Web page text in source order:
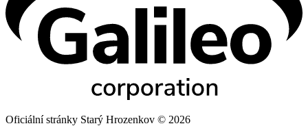
Oficiální stránky Starý Hrozenkov © 2026